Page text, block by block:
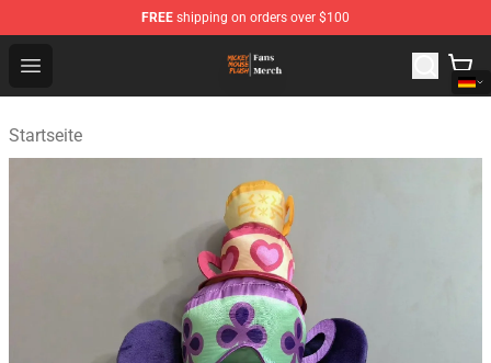
FREE shipping on orders over $100
Open menu
Mickey Mouse Plush Shop - The Best Store of Mickey
Startseite